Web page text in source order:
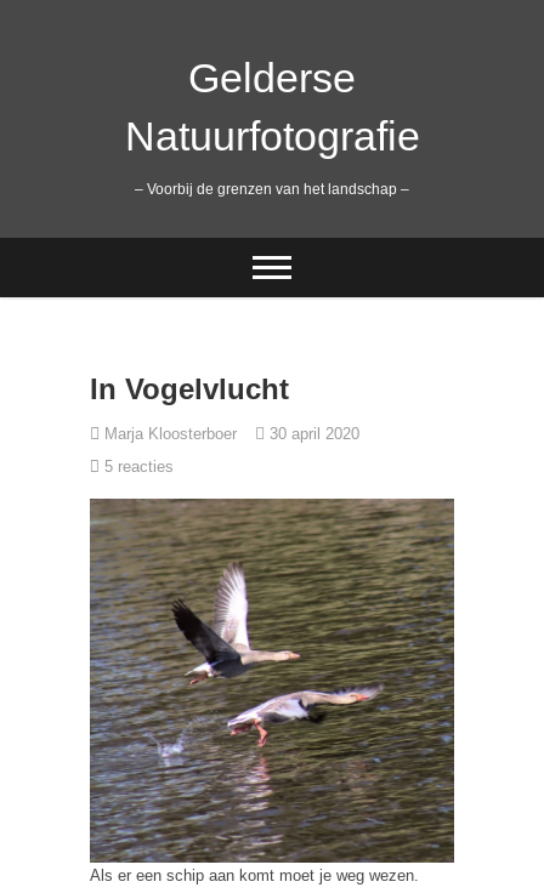
Gelderse
Natuurfotografie
– Voorbij de grenzen van het landschap –
In Vogelvlucht
Marja Kloosterboer
30 april 2020
5 reacties
Als er een schip aan komt moet je weg wezen.